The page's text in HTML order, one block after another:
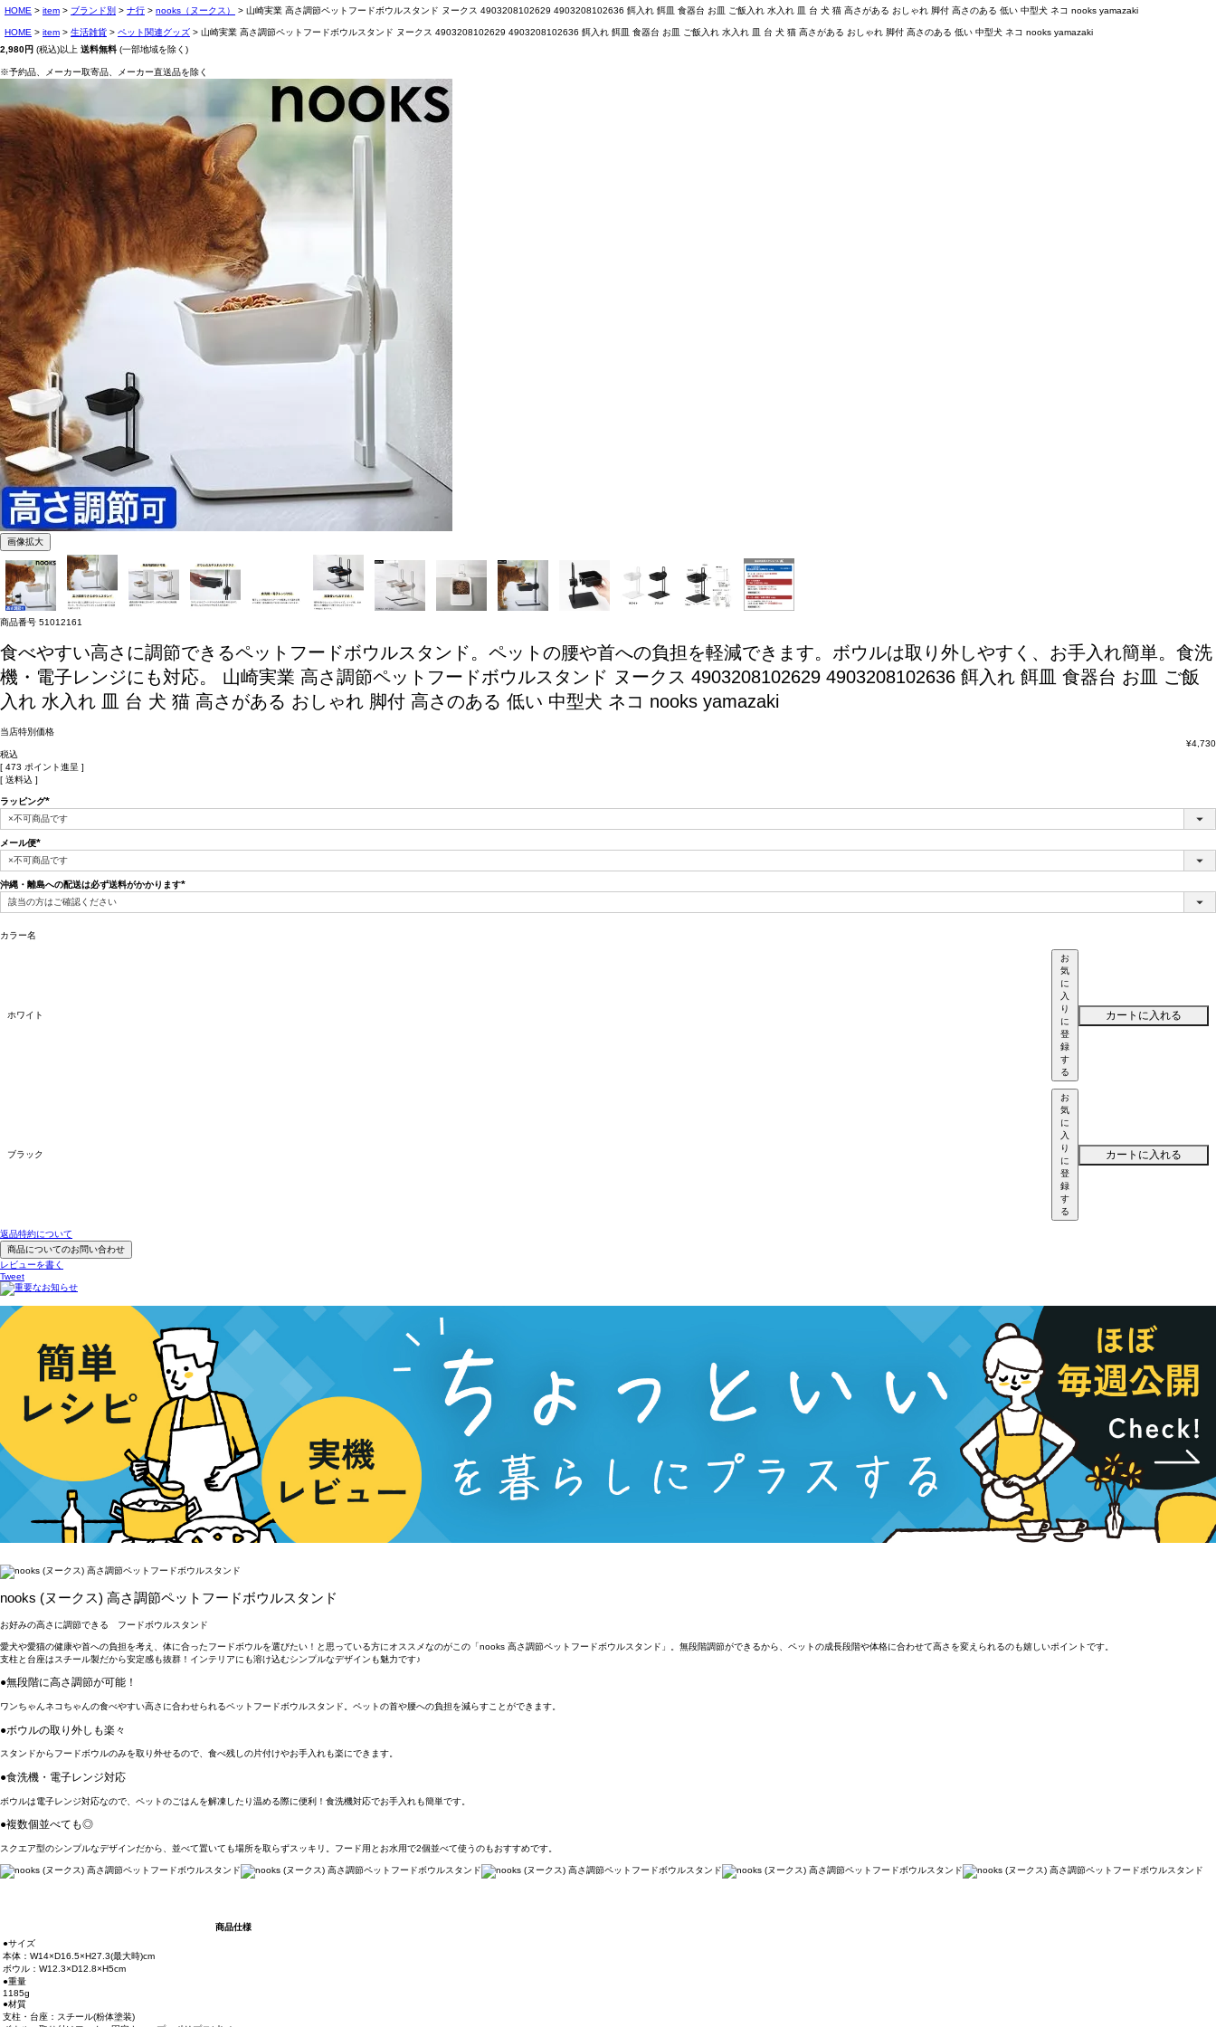
HOME item ブランド別 ナ行 nooks（ヌークス） 山崎実業 高さ調節ペットフードボウルスタンド ヌークス 4903208102629 4903208102636 餌入れ 餌皿 食器台 お皿 ご飯入れ 水入れ 皿 台 犬 猫 高さがある おしゃれ 脚付 高さのある 低い 中型犬 ネコ nooks yamazaki
HOME item 生活雑貨 ペット関連グッズ
山崎実業 高さ調節ペットフードボウルスタンド ヌークス 4903208102629 4903208102636 餌入れ 餌皿 食器台 お皿 ご飯入れ 水入れ 皿 台 犬 猫 高さがある おしゃれ 脚付 高さのある 低い 中型犬 ネコ nooks yamazaki
2,980円 (税込)以上 送料無料 (一部地域を除く)
※予約品、メーカー取寄品、メーカー直送品を除く
画像拡大
商品番号 51012161
食べやすい高さに調節できるペットフードボウルスタンド。ペットの腰や首への負担を軽減できます。ボウルは取り外しやすく、お手入れ簡単。食洗
機・電子レンジにも対応。
山崎実業 高さ調節ペットフードボウルスタンド ヌークス 4903208102629 4903208102636 餌入れ 餌皿 食器台 お皿 ご飯
入れ 水入れ 皿 台 犬 猫 高さがある おしゃれ 脚付 高さのある 低い 中型犬 ネコ nooks yamazaki
当店特別価格
¥4,730
税込
[ 473 ポイント進呈 ]
送料込
ラッピング
(必
須)
メール便
(必
須)
沖縄・離島への配送は必ず送料がかかります
須)
カラー名
ホワイト
お
気
に
入
り
に
登
録
す
る
カートに入れる
ブラック
お
気
に
入
り
に
登
録
す
る
カートに入れる
返品特約について
商品についてのお問い合わせ
レビューを書く
Tweet
nooks (ヌークス) 高さ調節ペットフードボウルスタンド
お好みの高さに調節できる フードボウルスタンド
愛犬や愛猫の健康や首への負担を考え、体に合ったフードボウルを選びたい！と思っている方にオススメなのがこの「nooks 高さ調節ペットフードボウルスタンド」。無段階調節ができるから、ペットの成長段階や体格に合わせて高さを変えられるのも嬉しいポイントです。
支柱と台座はスチール製だから安定感も抜群！インテリアにも溶け込むシンプルなデザインも魅力です♪
●無段階に高さ調節が可能！
ワンちゃんネコちゃんの食べやすい高さに合わせられるペットフードボウルスタンド。ペットの首や腰への負担を減らすことができます。
●ボウルの取り外しも楽々
スタンドからフードボウルのみを取り外せるので、食べ残しの片付けやお手入れも楽にできます。
●食洗機・電子レンジ対応
ボウルは電子レンジ対応なので、ペットのごはんを解凍したり温める際に便利！食洗機対応でお手入れも簡単です。
●複数個並べても◎
スクエア型のシンプルなデザインだから、並べて置いても場所を取らずスッキリ。フード用とお水用で2個並べて使うのもおすすめです。
商品仕様
●サイズ
本体：W14×D16.5×H27.3(最大時)cm
ボウル：W12.3×D12.8×H5cm
●重量
1185g
●材質
支柱・台座：スチール(粉体塗装)